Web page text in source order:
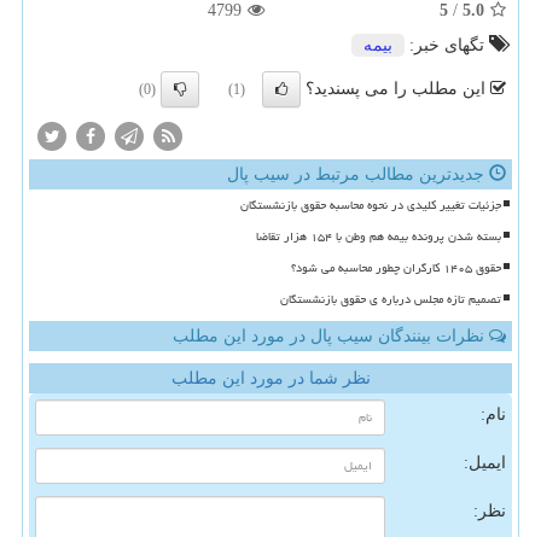
5.0
/
5
4799
تگهای خبر:
بیمه
این مطلب را می پسندید؟ (1)
(0)
جدیدترین مطالب مرتبط در سیب پال
جزئیات تغییر کلیدی در نحوه محاسبه حقوق بازنشستگان
بسته شدن پرونده بیمه هم وطن با ۱۵۴ هزار تقاضا
حقوق ۱۴۰۵ کارگران چطور محاسبه می شود؟
تصمیم تازه مجلس درباره ی حقوق بازنشستگان
نظرات بینندگان سیب پال در مورد این مطلب
نظر شما در مورد این مطلب
نام:
ایمیل:
نظر: